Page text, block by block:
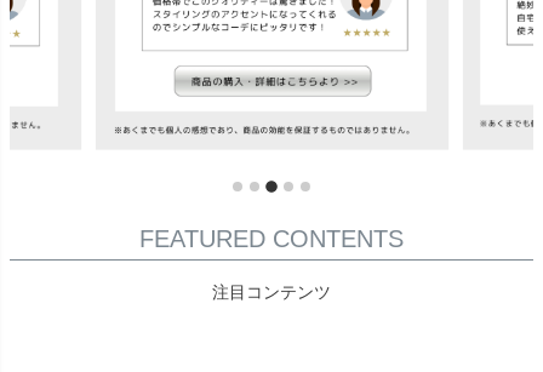
FEATURED CONTENTS
注目コンテンツ